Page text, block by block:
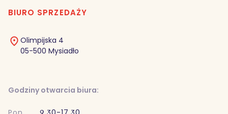
BIURO SPRZEDAŻY
Olimpijska 4
05-500 Mysiadło
Godziny otwarcia biura: